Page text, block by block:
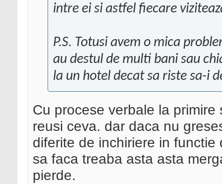
intre ei si astfel fiecare
P.S. Totusi avem o mica
au destul de multi bani sau
la un hotel decat sa riste sa-i
Cu procese verbale la
reusi ceva. dar daca nu
diferite de inchiriere in
sa faca treaba asta asta
pierde.